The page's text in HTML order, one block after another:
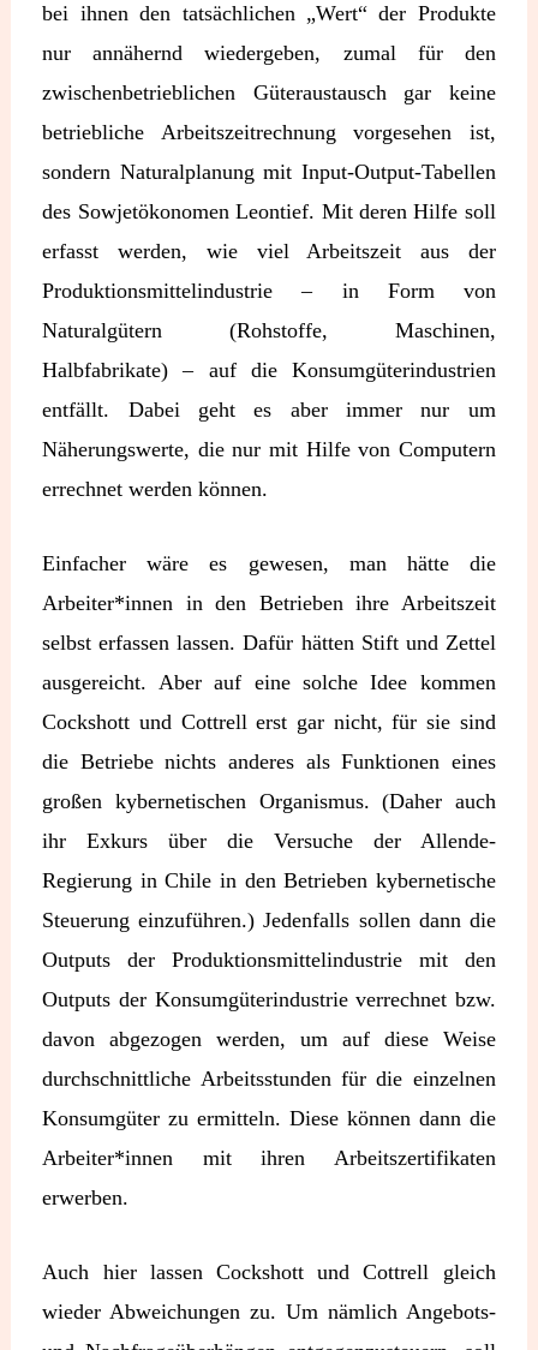
bei ihnen den tatsächlichen „Wert“ der Produkte
nur annähernd wiedergeben, zumal für den
zwischenbetrieblichen Güteraustausch gar keine
betriebliche Arbeitszeitrechnung vorgesehen ist,
sondern Naturalplanung mit Input-Output-Tabellen
des Sowjetökonomen Leontief. Mit deren Hilfe soll
erfasst werden, wie viel Arbeitszeit aus der
Produktionsmittelindustrie – in Form von
Naturalgütern (Rohstoffe, Maschinen,
Halbfabrikate) – auf die Konsumgüterindustrien
entfällt. Dabei geht es aber immer nur um
Näherungswerte, die nur mit Hilfe von Computern
errechnet werden können.
Einfacher wäre es gewesen, man hätte die
Arbeiter*innen in den Betrieben ihre Arbeitszeit
selbst erfassen lassen. Dafür hätten Stift und Zettel
ausgereicht. Aber auf eine solche Idee kommen
Cockshott und Cottrell erst gar nicht, für sie sind
die Betriebe nichts anderes als Funktionen eines
großen kybernetischen Organismus. (Daher auch
ihr Exkurs über die Versuche der Allende-
Regierung in Chile in den Betrieben kybernetische
Steuerung einzuführen.) Jedenfalls sollen dann die
Outputs der Produktionsmittelindustrie mit den
Outputs der Konsumgüterindustrie verrechnet bzw.
davon abgezogen werden, um auf diese Weise
durchschnittliche Arbeitsstunden für die einzelnen
Konsumgüter zu ermitteln. Diese können dann die
Arbeiter*innen mit ihren Arbeitszertifikaten
erwerben.
Auch hier lassen Cockshott und Cottrell gleich
wieder Abweichungen zu. Um nämlich Angebots-